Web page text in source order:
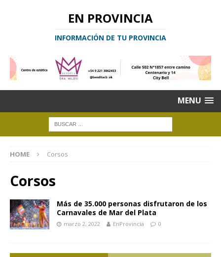
EN PROVINCIA
INFORMACIÓN DE TU PROVINCIA
MENU
HOME Corsos
Corsos
Más de 35.000 personas disfrutaron de los
Carnavales de Mar del Plata
marzo 2, 2022 EnProvincia 0